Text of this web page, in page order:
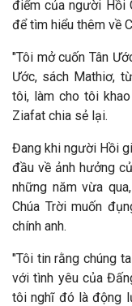
điểm của người Hồi
để tìm hiểu thêm về
"Tôi mở cuốn Tân
Ước, sách Mathiơ,
tôi, làm cho tôi
Ziafat chia sẻ lại.
Đang khi người Hồi
đầu về ảnh hưởng
những năm vừa
Chúa Trời muốn
chính anh.
"Tôi tin rằng chúng
với tình yêu của
tôi nghĩ đó làđộng